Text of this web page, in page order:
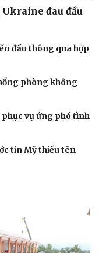
đau đầu
đấu thông qua hợp
phòng không
vụ ứng phó tình
tin Mỹ thiếu tên